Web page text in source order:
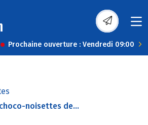
Prochaine ouverture : Vendredi 09:00
noisettes de...